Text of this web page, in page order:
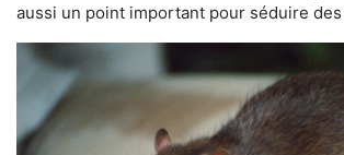
aussi un point important pour séduire